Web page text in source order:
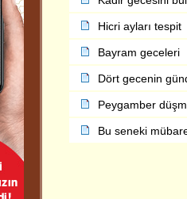
Hicri ayları tespit
Bayram geceleri
Dört gecenin
Peygamber
Bu seneki